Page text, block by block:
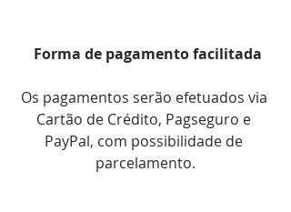
Forma de pagamento facilitada
Os pagamentos serão efetuados via
Cartão de Crédito, Pagseguro e
PayPal, com possibilidade de
parcelamento.